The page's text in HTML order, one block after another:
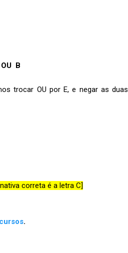
B
trocar OU por E, e negar as duas
correta é a letra C]
.